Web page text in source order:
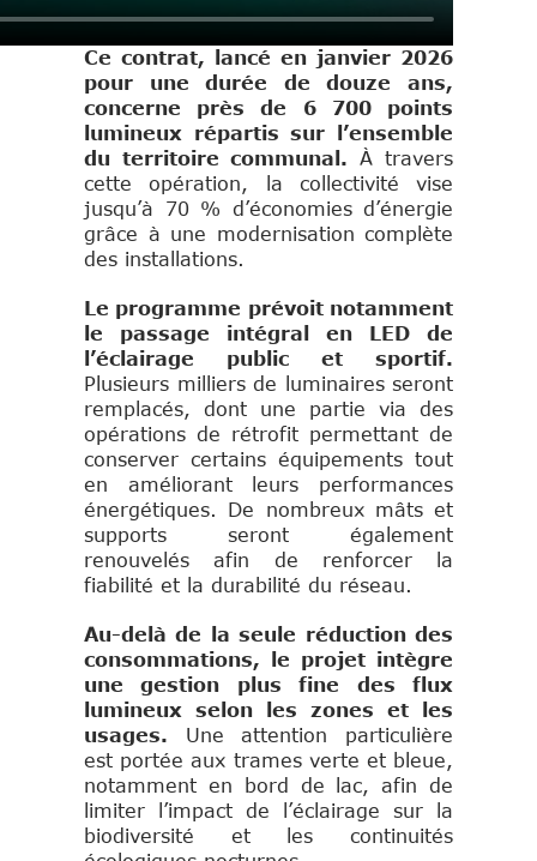
Ce contrat, lancé en janvier 2026
pour une durée de douze ans,
concerne près de 6 700 points
lumineux répartis sur l’ensemble
du territoire communal. À travers
cette opération, la collectivité vise
jusqu’à 70 % d’économies d’énergie
grâce à une modernisation complète
des installations.
Le programme prévoit notamment
le passage intégral en LED de
l’éclairage public et sportif.
Plusieurs milliers de luminaires seront
remplacés, dont une partie via des
opérations de rétrofit permettant de
conserver certains équipements tout
en améliorant leurs performances
énergétiques. De nombreux mâts et
supports seront également
renouvelés afin de renforcer la
fiabilité et la durabilité du réseau.
Au-delà de la seule réduction des
consommations, le projet intègre
une gestion plus fine des flux
lumineux selon les zones et les
usages. Une attention particulière
est portée aux trames verte et bleue,
notamment en bord de lac, afin de
limiter l’impact de l’éclairage sur la
biodiversité et les continuités